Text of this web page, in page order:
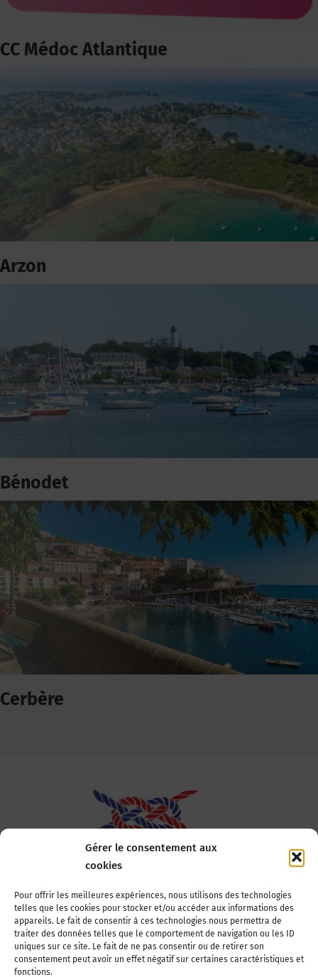
Gérer le consentement aux
cookies
Pour offrir les meilleures expériences, nous utilisons des technologies
telles que les cookies pour stocker et/ou accéder aux informations des
appareils. Le fait de consentir à ces technologies nous permettra de
traiter des données telles que le comportement de navigation ou les ID
uniques sur ce site. Le fait de ne pas consentir ou de retirer son
consentement peut avoir un effet négatif sur certaines caractéristiques et
fonctions.
CC Médoc Atlantique
Arzon
Bénodet
Cerbère
Association Nationale des Elus des Littoraux
22, boulevard de la Tour-Maubourg
75007 Paris
Tél : 01 44 11 11 70
E-mail : anel-secretariat@anel.asso.fr